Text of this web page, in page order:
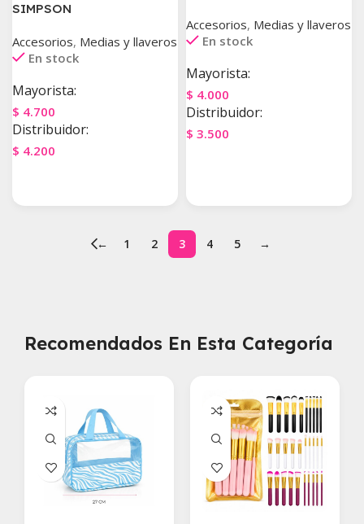
SIMPSON
Accesorios, Medias y llaveros
En stock
Mayorista:
$ 4.700
Distribuidor:
$ 4.200
Accesorios, Medias y llaveros
En stock
Mayorista:
$ 4.000
Distribuidor:
$ 3.500
← 1 2 3 4 5 →
Recomendados En Esta Categoría